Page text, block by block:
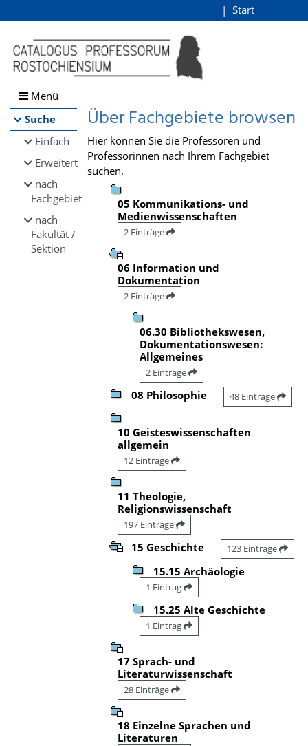
Browsen
direkt zum Inhalt
Start
Menü
Suche
Einfach
Erweitert
nach
Fachgebiet
nach
Fakultät /
Sektion
Über Fachgebiete browsen
Hier können Sie die Professoren und
Professorinnen nach Ihrem Fachgebiet
suchen.
05 Kommunikations- und
Medienwissenschaften
2 Einträge
06 Information und
Dokumentation
2 Einträge
06.30 Bibliothekswesen,
Dokumentationswesen:
Allgemeines
2 Einträge
08 Philosophie 48 Einträge
10 Geisteswissenschaften
allgemein
12 Einträge
11 Theologie,
Religionswissenschaft
197 Einträge
15 Geschichte 123 Einträge
15.15 Archäologie
1 Eintrag
15.25 Alte Geschichte
1 Eintrag
17 Sprach- und
Literaturwissenschaft
28 Einträge
18 Einzelne Sprachen und
Literaturen